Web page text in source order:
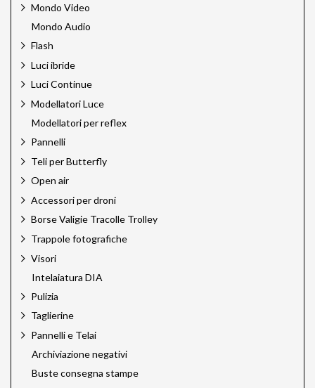
Linkstar
Lume Cube
Mamiya
Manfrotto
Mediajet
Megadap
Meking
Multiblitz
Novoflex
Novoflex Pro
Quantum
Rodenstock
Rodenstock Filtri
Savage
Silvestri
Sun Bounce
Talos by Silvestri
Techart PRO
Tether Tools
Trigger Smart
Mondo Video
Mondo Audio
Flash
Luci ibride
Luci Continue
Modellatori Luce
Modellatori per reflex
Pannelli
Teli per Butterfly
Open air
Accessori per droni
Borse Valigie Tracolle Trolley
Trappole fotografiche
Visori
Intelaiatura DIA
Pulizia
Taglierine
Pannelli e Telai
Archiviazione negativi
Buste consegna stampe